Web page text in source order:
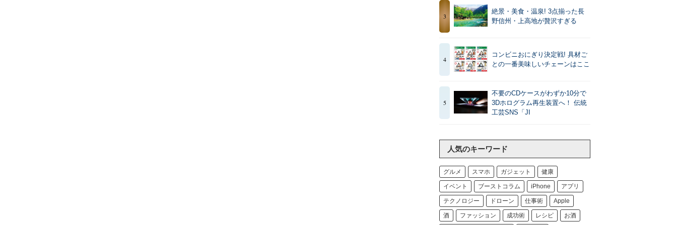
3
絶景・美食・温泉! 3点揃った長
野信州・上高地が贅沢すぎる
4
コンビニおにぎり決定戦! 具材ご
との一番美味しいチェーンはここ
5
不要のCDケースがわずか10分で
3Dホログラム再生装置へ！ 伝統
工芸SNS「JI
人気のキーワード
グルメ スマホ ガジェット 健康
イベント ブーストコラム iPhone アプリ
テクノロジー ドローン 仕事術 Apple
酒 ファッション 成功術 レシピ お酒